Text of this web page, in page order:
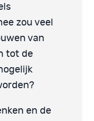
zou veel
van
tot de
en de